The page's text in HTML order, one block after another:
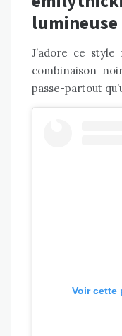
lumineuse
J’adore ce style
combinaison
passe-partout
Voir cette